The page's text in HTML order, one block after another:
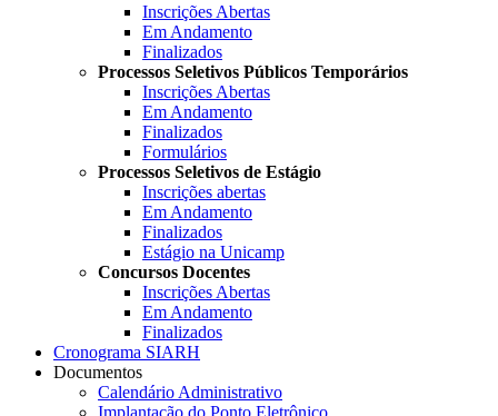
Inscrições Abertas
Em Andamento
Finalizados
Processos Seletivos Públicos Temporários
Inscrições Abertas
Em Andamento
Finalizados
Formulários
Processos Seletivos de Estágio
Inscrições abertas
Em Andamento
Finalizados
Estágio na Unicamp
Concursos Docentes
Inscrições Abertas
Em Andamento
Finalizados
Cronograma SIARH
Documentos
Calendário Administrativo